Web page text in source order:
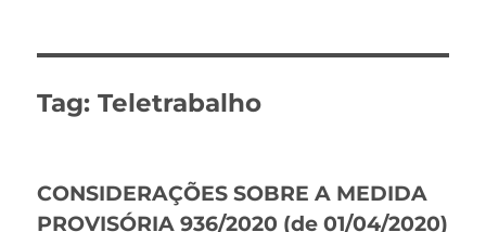
Tag:Teletrabalho
CONSIDERAÇÕES SOBRE A MEDIDA
PROVISÓRIA 936/2020 (de 01/04/2020)